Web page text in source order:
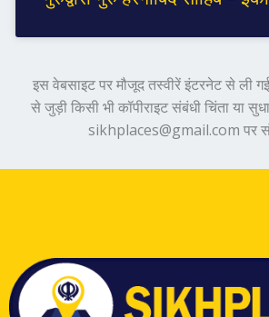
इस वेबसाइट पर मौजूद तस्वीरें इंटरनेट से ली गई
से जुड़ी किसी भी कॉपीराइट संबंधी चिंता या
sikhplaces@gmail.com पर